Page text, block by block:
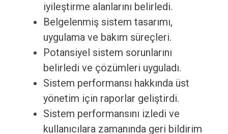
iyileştirme alanlarını belirledi.
Belgelenmiş sistem tasarımı,
uygulama ve bakım süreçleri.
Potansiyel sistem sorunlarını
belirledi ve çözümleri uyguladı.
Sistem performansı hakkında üst
yönetim için raporlar geliştirdi.
Sistem performansını izledi ve
kullanıcılara zamanında geri bildirim